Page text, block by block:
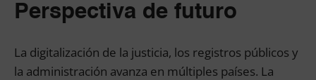
Perspectiva de futuro
La digitalización de la justicia, los registros públicos y
la administración avanza en múltiples países. La